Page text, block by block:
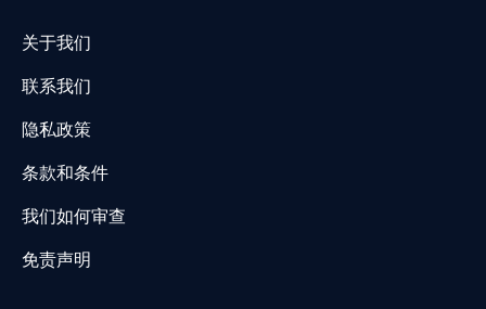
关于我们
联系我们
隐私政策
条款和条件
我们如何审查
免责声明